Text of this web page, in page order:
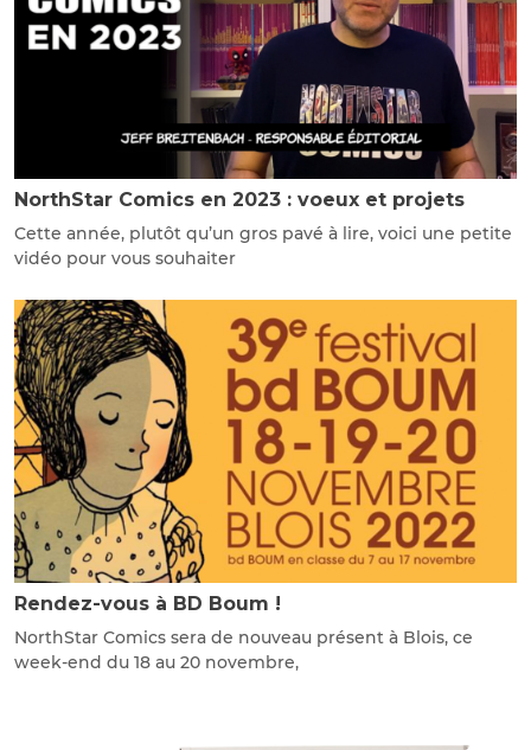
NorthStar Comics en 2023 : voeux et projets
Cette année, plutôt qu’un gros pavé à lire, voici une petite
vidéo pour vous souhaiter
Rendez-vous à BD Boum !
NorthStar Comics sera de nouveau présent à Blois, ce
week-end du 18 au 20 novembre,